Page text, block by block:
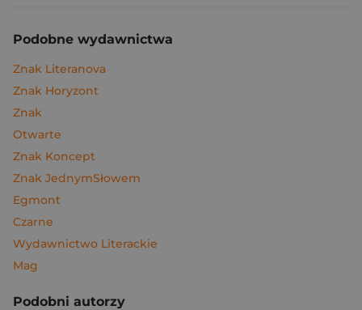
Podobne wydawnictwa
Znak Literanova
Znak Horyzont
Znak
Otwarte
Znak Koncept
Znak JednymSłowem
Egmont
Czarne
Wydawnictwo Literackie
Mag
Podobni autorzy